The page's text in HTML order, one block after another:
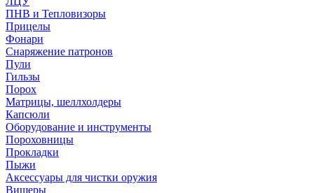
ПНВ и Тепловизоры
Прицелы
Фонари
Снаряжение патронов
Пули
Гильзы
Порох
Матрицы, шеллхолдеры
Капсюли
Оборудование и инструменты
Пороховницы
Прокладки
Пыжи
Аксессуары для чистки оружия
Вишеры